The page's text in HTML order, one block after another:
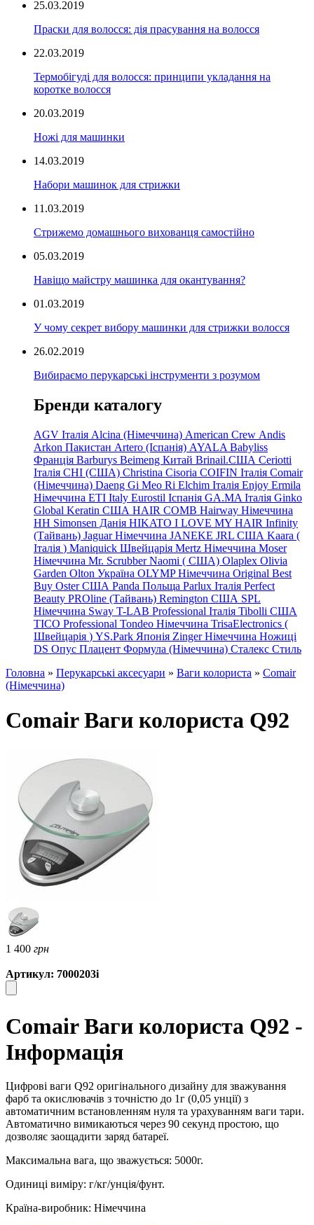
25.03.2019
Праски для волосся: дія прасування на волосся
22.03.2019
Термобігуді для волосся: принципи укладання на
коротке волосся
20.03.2019
Ножі для машинки
14.03.2019
Набори машинок для стрижки
11.03.2019
Стрижемо домашнього вихованця самостійно
05.03.2019
Навіщо майстру машинка для окантування?
01.03.2019
У чому секрет вибору машинки для стрижки волосся
26.02.2019
Вибираємо перукарські інструменти з розумом
Бренди каталогу
AGV Італія Alcina (Німеччина) American Crew Andis
Arkon Пакистан Artero (Іспанія) AYALA Babyliss
Франція Barburys Beimeng Китай Brinail.США Ceriotti
Італія CHI (США) Christina Cisoria COIFIN Італія Comair
(Німеччина) Daeng Gi Meo Ri Elchim Італія Enjoy Ermila
Німеччина ETI Italy Eurostil Іспанія GA.MA Італія Ginko
Global Keratin США HAIR COMB Hairway Німеччина
HH Simonsen Данія HIKATO I LOVE MY HAIR Infinity
(Тайвань) Jaguar Німеччина JANEKE JRL США Kaara (
Італія ) Maniquick Швейцарія Mertz Німеччина Moser
Німеччина Mr. Scrubber Naomi ( США) Olaplex Olivia
Garden Olton Україна OLYMP Німеччина Original Best
Buy Oster США Panda Польща Parlux Італія Perfect
Beauty PROline (Тайвань) Remington США SPL
Німеччина Sway T-LAB Professional Італія Tibolli США
TICO Professional Tondeo Німеччина TrisaElectronics (
Швейцарія ) YS.Park Японія Zinger Німеччина Ножиці
DS Опус Плацент Формула (Німеччина) Сталекс Стиль
Головна » Перукарські аксесуари » Ваги колориста » Comair
(Німеччина)
Comair Ваги колориста Q92
1 400 грн
Артикул: 7000203i
Comair Ваги колориста Q92 -
Інформація
Цифрові ваги Q92 оригінального дизайну для зважування
фарб та окислювачів з точністю до 1г (0,05 унції) з
автоматичним встановленням нуля та урахуванням ваги тари.
Автоматично вимикаються через 90 секунд простою, що
дозволяє заощадити заряд батареї.
Максимальна вага, що зважується: 5000г.
Одиниці виміру: г/кг/унція/фунт.
Країна-виробник: Німеччина